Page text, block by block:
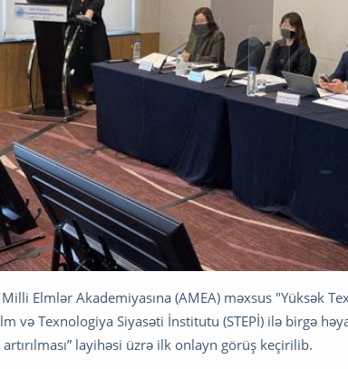
Elmlər Akademiyasına (AMEA) məxsus "Yüksək
və Texnologiya Siyasəti İnstitutu (STEPİ) ilə birgə
artırılması” layihəsi üzrə ilk onlayn görüş keçirilib.